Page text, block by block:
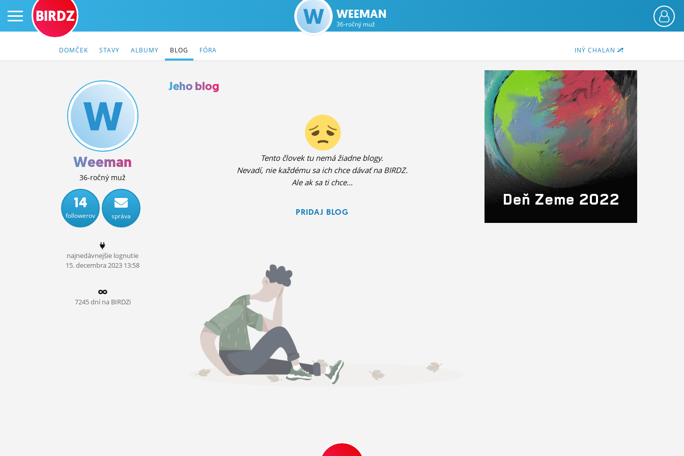
PRIHLÁS SA
ČINŽIAK
FÓRUM
STATUSY
BLOGY
OBRÁZKY
MÔJ PROFIL
ROLETA
BIRDZ WEEMAN
36-ročný muž
INÝ CHALAN
DOMČEK STAVY ALBUMY BLOG FÓRA
Weeman
36-ročný muž
14
followerov správa
najnedávnejšie lognutie
15.decembra2023 13:58
7245 dní na BIRDZi
Jeho blog
Tento človek tu nemá žiadne blogy.
Nevadí, nie každému sa ich chce dávať na BIRDZ.
Ale ak sa ti chce...
PRIDAJ BLOG